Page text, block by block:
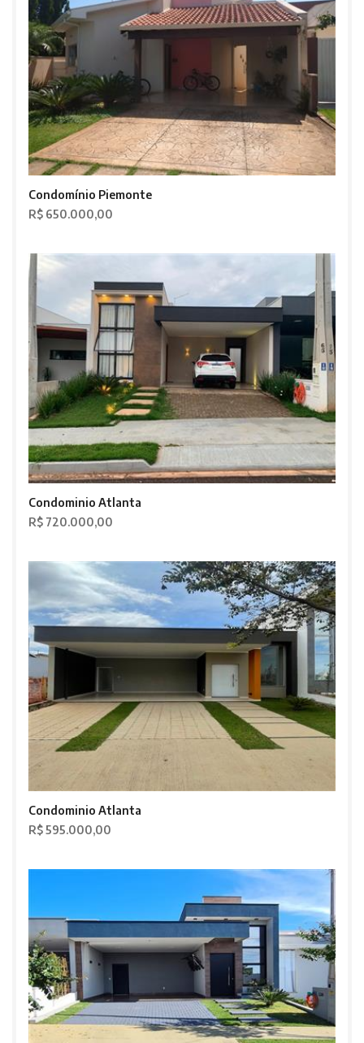
Condomínio Piemonte
R$ 650.000,00
Condominio Atlanta
R$ 720.000,00
Condominio Atlanta
R$ 595.000,00